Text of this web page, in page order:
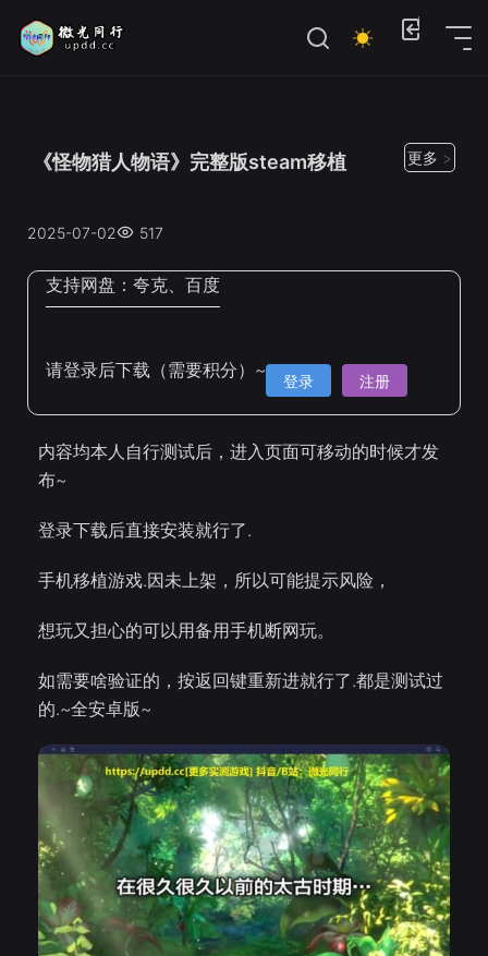
《怪物猎人物语》完整版steam移植 更多 >
2025-07-02 517
支持网盘： 夸克、百度
请登录后下载（需要积分）~ 登录 注册
内容均本人自行测试后，进入页面可移动的时候才发
布~
登录下载后直接安装就行了.
手机移植游戏.因未上架，所以可能提示风险，
想玩又担心的可以用备用手机断网玩。
如需要啥验证的，按返回键重新进就行了.都是测试过
的.~全安卓版~